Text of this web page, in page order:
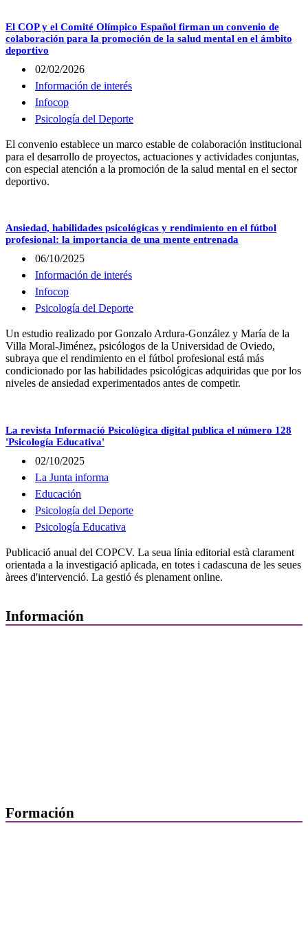
El COP y el Comité Olímpico Español firman un convenio de
colaboración para la promoción de la salud mental en el ámbito
deportivo
02/02/2026
Información de interés
Infocop
Psicología del Deporte
El convenio establece un marco estable de colaboración institucional
para el desarrollo de proyectos, actuaciones y actividades conjuntas,
con especial atención a la promoción de la salud mental en el sector
deportivo.
Ansiedad, habilidades psicológicas y rendimiento en el fútbol
profesional: la importancia de una mente entrenada
06/10/2025
Información de interés
Infocop
Psicología del Deporte
Un estudio realizado por Gonzalo Ardura-González y María de la
Villa Moral-Jiménez, psicólogos de la Universidad de Oviedo,
subraya que el rendimiento en el fútbol profesional está más
condicionado por las habilidades psicológicas adquiridas que por los
niveles de ansiedad experimentados antes de competir.
La revista Informació Psicològica digital publica el número 128
'Psicología Educativa'
02/10/2025
La Junta informa
Educación
Psicología del Deporte
Psicología Educativa
Publicació anual del COPCV. La seua línia editorial està clarament
orientada a la investigació aplicada, en totes i cadascuna de les seues
àrees d'intervenció. La gestió és plenament online.
Información
Formación